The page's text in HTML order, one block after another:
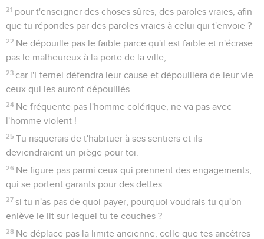
21 pour t'enseigner des choses sûres, des paroles vraies, afin
que tu répondes par des paroles vraies à celui qui t'envoie ?
22 Ne dépouille pas le faible parce qu'il est faible et n'écrase
pas le malheureux à la porte de la ville,
23 car l'Eternel défendra leur cause et dépouillera de leur vie
ceux qui les auront dépouillés.
24 Ne fréquente pas l'homme colérique, ne va pas avec
l'homme violent !
25 Tu risquerais de t'habituer à ses sentiers et ils
deviendraient un piège pour toi.
26 Ne figure pas parmi ceux qui prennent des engagements,
qui se portent garants pour des dettes :
27 si tu n'as pas de quoi payer, pourquoi voudrais-tu qu'on
enlève le lit sur lequel tu te couches ?
28 Ne déplace pas la limite ancienne, celle que tes ancêtres